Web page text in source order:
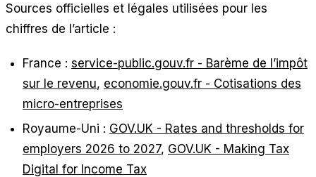
Sources officielles et légales utilisées pour les
chiffres de l’article :
France : service-public.gouv.fr - Barème de l’impôt
sur le revenu, economie.gouv.fr - Cotisations des
micro-entreprises
Royaume-Uni : GOV.UK - Rates and thresholds for
employers 2026 to 2027, GOV.UK - Making Tax
Digital for Income Tax